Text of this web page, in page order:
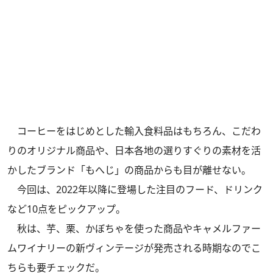
コーヒーをはじめとした輸入食料品はもちろん、こだわ
りのオリジナル商品や、日本各地の選りすぐりの素材を活
かしたブランド「もへじ」の商品からも目が離せない。
今回は、2022年以降に登場した注目のフード、ドリンク
など10点をピックアップ。
秋は、芋、栗、かぼちゃを使った商品やキャメルファー
ムワイナリーの新ヴィンテージが発売される時期なのでこ
ちらも要チェックだ。